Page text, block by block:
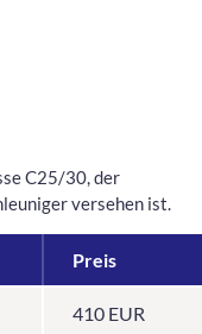
C25/30, der
versehen ist.
Preis
410 EUR